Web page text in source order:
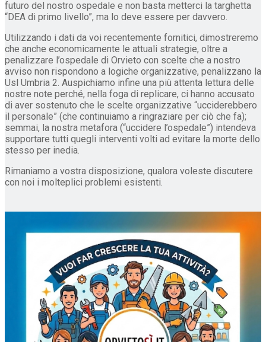
futuro del nostro ospedale e non basta metterci la targhetta
“DEA di primo livello”, ma lo deve essere per davvero.
Utilizzando i dati da voi recentemente fornitici, dimostreremo
che anche economicamente le attuali strategie, oltre a
penalizzare l’ospedale di Orvieto con scelte che a nostro
avviso non rispondono a logiche organizzative, penalizzano la
Usl Umbria 2. Auspichiamo infine una più attenta lettura delle
nostre note perché, nella foga di replicare, ci hanno accusato
di aver sostenuto che le scelte organizzative “ucciderebbero
il personale” (che continuiamo a ringraziare per ciò che fa);
semmai, la nostra metafora (“uccidere l’ospedale”) intendeva
supportare tutti quegli interventi volti ad evitare la morte dello
stesso per inedia.
Rimaniamo a vostra disposizione, qualora voleste discutere
con noi i molteplici problemi esistenti.